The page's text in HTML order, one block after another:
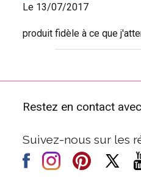
Le 13/07/2017
produit fidèle à ce que
Restez en contact
Suivez-nous sur les